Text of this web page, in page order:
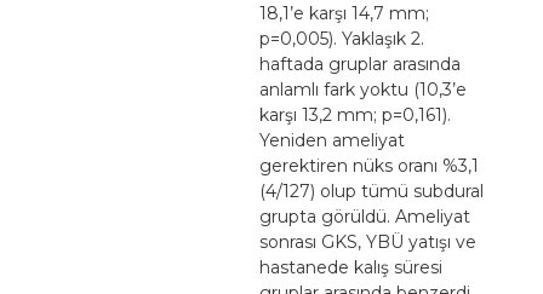
18,1’e karşı 14,7 mm;
p=0,005). Yaklaşık 2.
haftada gruplar arasında
anlamlı fark yoktu (10,3’e
karşı 13,2 mm; p=0,161).
Yeniden ameliyat
gerektiren nüks oranı %3,1
(4/127) olup tümü subdural
grupta görüldü. Ameliyat
sonrası GKS, YBÜ yatışı ve
hastanede kalış süresi